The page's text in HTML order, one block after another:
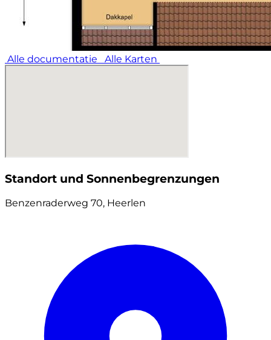
Alle documentatie Alle Karten
Standort und Sonnenbegrenzungen
Benzenraderweg 70, Heerlen